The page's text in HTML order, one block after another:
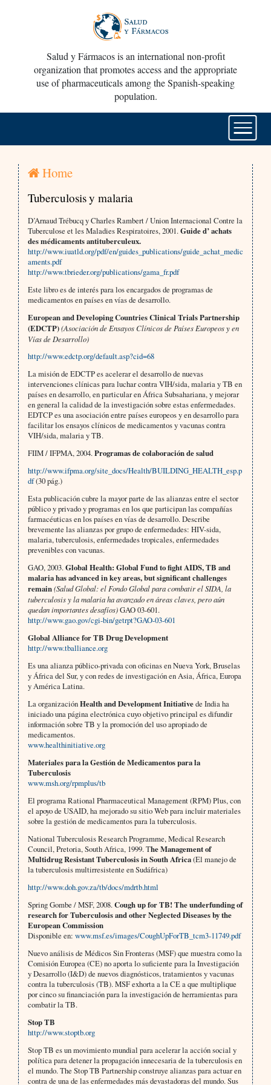
Salud y Fármacos is an international non-profit
organization that promotes access and the appropriate
use of pharmaceuticals among the Spanish-speaking
population.
Home
Tuberculosis y malaria
D’Arnaud Trébucq y Charles Rambert / Union Internacional Contre la
Tuberculose et les Maladies Respiratoires, 2001.Guide d’ achats
des médicaments antituberculeux.
http://www.iuatld.org/pdf/en/guides_publications/guide_achat_medic
aments.pdf
http://www.tbrieder.org/publications/gama_fr.pdf
Este libro es de interés para los encargados de programas de
medicamentos en países en vías de desarrollo.
European and Developing Countries Clinical Trials Partnership
(EDCTP)(Asociación de Ensayos Clínicos de Países Europeos y en
Vías de Desarrollo)
http://www.edctp.org/default.asp?cid=68
La misión de EDCTP es acelerar el desarrollo de nuevas
intervenciones clínicas para luchar contra VIH/sida, malaria y TB en
países en desarrollo, en particular en África Subsahariana, y mejorar
en general la calidad de la investigación sobre estas enfermedades.
EDTCP es una asociación entre países europeos y en desarrollo para
facilitar los ensayos clínicos de medicamentos y vacunas contra
VIH/sida, malaria y TB.
FIIM / IFPMA, 2004.Programas de colaboración de salud
http://www.ifpma.org/site_docs/Health/BUILDING_HEALTH_esp.p
df(30 pág.)
Esta publicación cubre la mayor parte de las alianzas entre el sector
público y privado y programas en los que participan las compañías
farmacéuticas en los países en vías de desarrollo. Describe
brevemente las alianzas por grupo de enfermedades: HIV-sida,
malaria, tuberculosis, enfermedades tropicales, enfermedades
prevenibles con vacunas.
GAO, 2003.Global Health: Global Fund to fight AIDS, TB and
malaria has advanced in key areas, but significant challenges
remain(Salud Global: el Fondo Global para combatir el SIDA, la
tuberculosis y la malaria ha avanzado en áreas claves, pero aún
quedan importantes desafíos)GAO 03-601.
http://www.gao.gov/cgi-bin/getrpt?GAO-03-601
Global Alliance for TB Drug Development
http://www.tballiance.org
Es una alianza público-privada con oficinas en Nueva York, Bruselas
y África del Sur, y con redes de investigación en Asia, África, Europa
y América Latina.
La organizaciónHealth and Development Initiativede India ha
iniciado una página electrónica cuyo objetivo principal es difundir
información sobre TB y la promoción del uso apropiado de
medicamentos.
www.healthinitiative.org
Materiales para la Gestión de Medicamentos para la
Tuberculosis
www.msh.org/rpmplus/tb
El programa Rational Pharmaceutical Management (RPM) Plus, con
el apoyo de USAID, ha mejorado su sitio Web para incluir materiales
sobre la gestión de medicamentos para la tuberculosis.
National Tuberculosis Research Programme, Medical Research
Council, Pretoria, South Africa, 1999. The Management of
Multidrug Resistant Tuberculosis in South Africa(El manejo de
la tuberculosis multirresistente en Sudáfrica)
http://www.doh.gov.za/tb/docs/mdrtb.html
Spring Gombe / MSF, 2008.Cough up for TB! The underfunding of
research for Tuberculosis and other Neglected Diseases by the
European Commission
Disponible en: www.msf.es/images/CoughUpForTB_tcm3-11749.pdf
Nuevo análisis de Médicos Sin Fronteras (MSF) que muestra como la
Comisión Europea (CE) no aporta lo suficiente para la Investigación
y Desarrollo (I&D) de nuevos diagnósticos, tratamientos y vacunas
contra la tuberculosis (TB). MSF exhorta a la CE a que multiplique
por cinco su financiación para la investigación de herramientas para
combatir la TB.
Stop TB
http://www.stoptb.org
Stop TB es un movimiento mundial para acelerar la acción social y
política para detener la propagación innecesaria de la tuberculosis en
el mundo. The Stop TB Partnership construye alianzas para actuar en
contra de una de las enfermedades más devastadoras del mundo. Sus